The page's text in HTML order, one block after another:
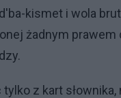
kismet i wola
żadnym prawem
z kart